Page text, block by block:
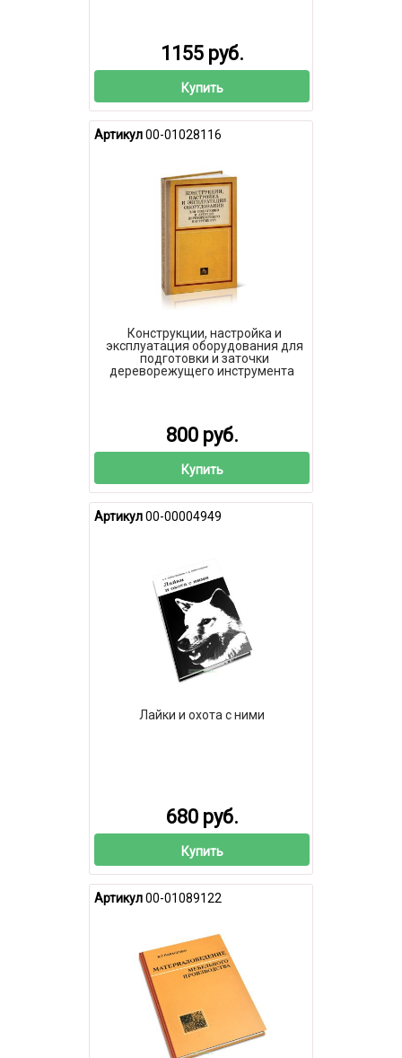
1155 руб.
Купить
Артикул00-01028116
Конструкции, настройка и
эксплуатация оборудования для
подготовки и заточки
дереворежущего инструмента
800 руб.
Купить
Артикул00-00004949
Лайки и охота с ними
680 руб.
Купить
Артикул00-01089122